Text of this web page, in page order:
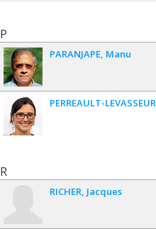
P
PARANJAPE Manu
PERREAULT-LEVASSEUR
R
RICHER Jacques